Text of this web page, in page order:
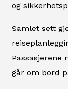
og
Samlet sett
Passasjerene
går om bord